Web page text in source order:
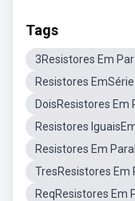
Tags
3Resistores Em
Resistores
DoisResistores Em
Resistores
Resistores Em
TresResistores Em
ReqResistores Em